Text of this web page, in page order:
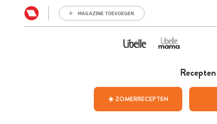
MAGAZINE TOEVOEGEN
Recepten
☀️ ZOMERRECEPTEN